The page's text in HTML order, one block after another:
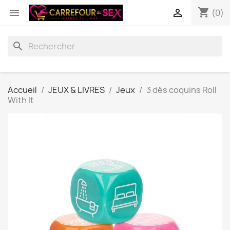
 shopping_cart (0)

search
Accueil JEUX & LIVRES Jeux
3 dés coquins Roll
With It